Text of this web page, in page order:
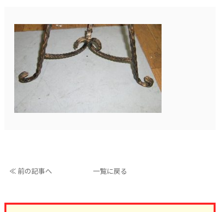
≪ 前の記事へ 一覧に戻る